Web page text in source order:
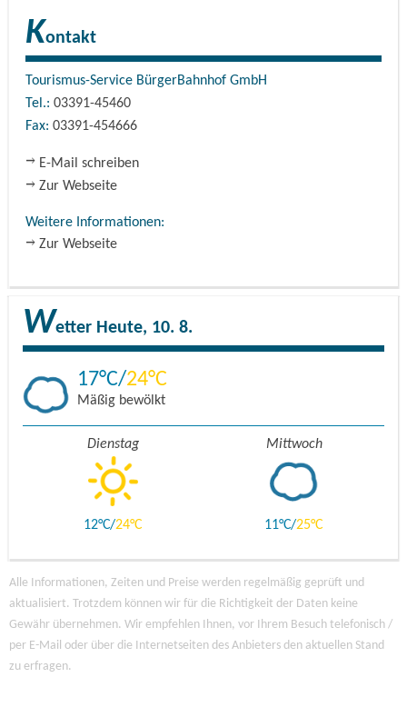
Kontakt
Tourismus-Service BürgerBahnhof GmbH
Tel.: 03391-45460
Fax: 03391-454666
E-Mail schreiben
Zur Webseite
Weitere Informationen:
Zur Webseite
Wetter Heute, 10. 8.
17 24
Mäßig bewölkt
Dienstag
12 24
Mittwoch
11 25
Alle Informationen, Zeiten und Preise werden regelmäßig geprüft und
aktualisiert. Trotzdem können wir für die Richtigkeit der Daten keine
Gewähr übernehmen. Wir empfehlen Ihnen, vor Ihrem Besuch telefonisch /
per E-Mail oder über die Internetseiten des Anbieters den aktuellen Stand
zu erfragen.